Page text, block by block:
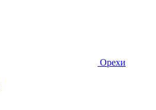
Орехи